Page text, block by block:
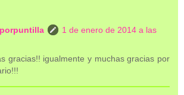
1 de enero de 2014 a las
gracias!! igualmente y muchas gracias por